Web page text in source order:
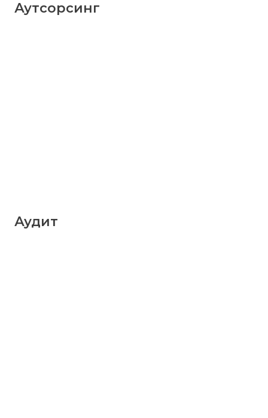
Аутсорсинг
Аудит